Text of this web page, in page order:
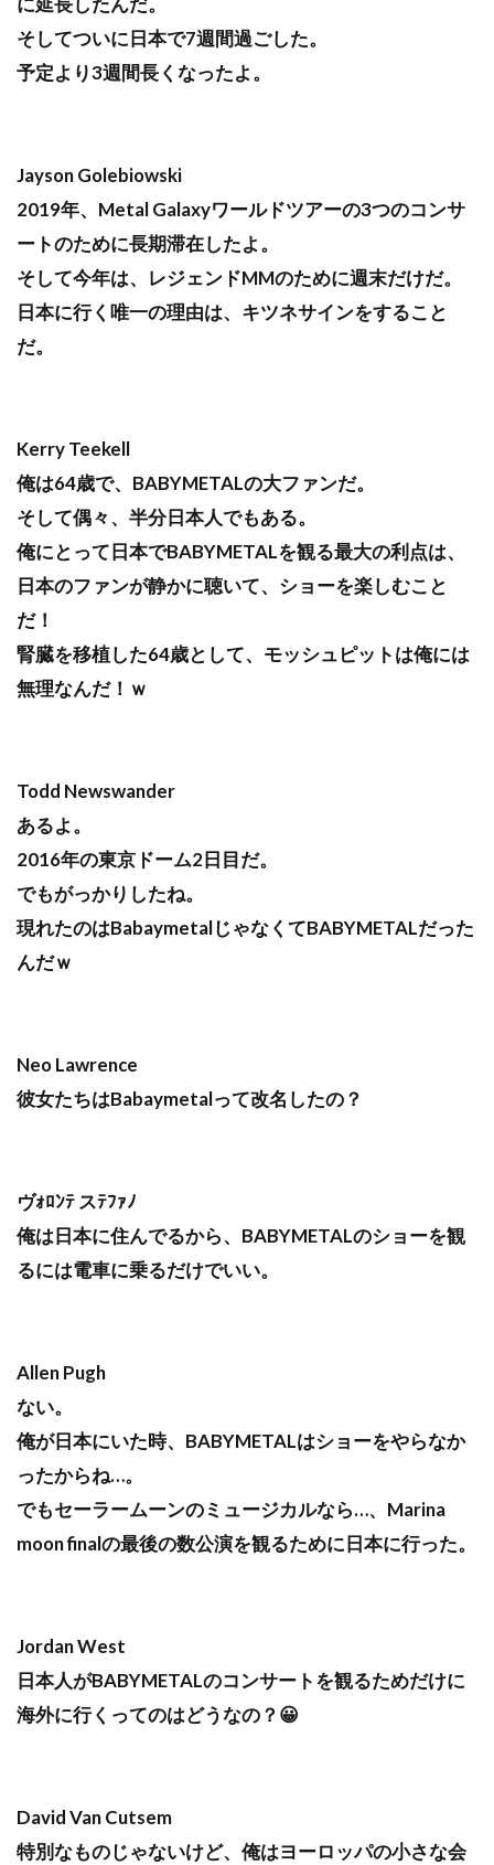
そしてついに日本で7週間過ごした。
予定より3週間長くなったよ。
Jayson Golebiowski
2019年、Metal Galaxyワールドツアーの3つのコンサ
ートのために長期滞在したよ。
そして今年は、レジェンドMMのために週末だけだ。
日本に行く唯一の理由は、キツネサインをすること
だ。
Kerry Teekell
俺は64歳で、BABYMETALの大ファンだ。
そして偶々、半分日本人でもある。
俺にとって日本でBABYMETALを観る最大の利点は、
日本のファンが静かに聴いて、ショーを楽しむこと
だ！
腎臓を移植した64歳として、モッシュピットは俺には
無理なんだ！ｗ
Todd Newswander
あるよ。
2016年の東京ドーム2日目だ。
でもがっかりしたね。
現れたのはBabaymetalじゃなくてBABYMETALだった
んだｗ
Neo Lawrence
彼女たちはBabaymetalって改名したの？
ヴｫﾛﾝﾃ スﾃﾌｧﾉ
俺は日本に住んでるから、BABYMETALのショーを観
るには電車に乗るだけでいい。
Allen Pugh
ない。
俺が日本にいた時、BABYMETALはショーをやらなか
ったからね…。
でもセーラームーンのミュージカルなら…、Marina
moon finalの最後の数公演を観るために日本に行った。
Jordan West
日本人がBABYMETALのコンサートを観るためだけに
海外に行くってのはどうなの？😀
David Van Cutsem
特別なものじゃないけど、俺はヨーロッパの小さな会